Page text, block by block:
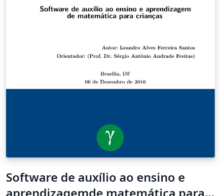
Software de auxílio ao ensino e